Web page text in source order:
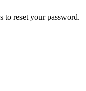
to reset your password.